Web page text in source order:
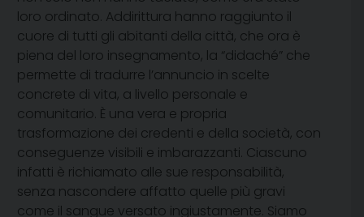
loro ordinato. Addirittura hanno raggiunto il
cuore di tutti gli abitanti della città, che ora è
piena del loro insegnamento, la “didaché” che
permette di tradurre l’annuncio in scelte
concrete di vita, a livello personale e
comunitario. È una vera e propria
trasformazione dei credenti e della società, con
conseguenze visibili e imbarazzanti. Ciascuno
infatti è richiamato alle sue responsabilità,
senza nascondere affatto quelle più gravi
come il sangue versato ingiustamente. Siamo